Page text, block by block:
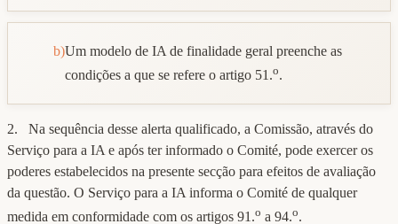
b)Um modelo de IA de finalidade geral preenche as
condições a que se refere o artigo 51.o.
2. Na sequência desse alerta qualificado, a Comissão, através do
Serviço para a IA e após ter informado o Comité, pode exercer os
poderes estabelecidos na presente secção para efeitos de avaliação
da questão. O Serviço para a IA informa o Comité de qualquer
medida em conformidade com os artigos 91.o a 94.o.